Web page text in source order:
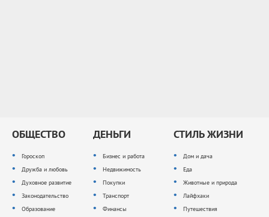
ОБЩЕСТВО
Гороскоп
Дружба и любовь
Духовное развитие
Законодательство
Образование
ДЕНЬГИ
Бизнес и работа
Недвижимость
Покупки
Транспорт
Финансы
СТИЛЬ ЖИЗНИ
Дом и дача
Еда
Животные и природа
Лайфхаки
Путешествия